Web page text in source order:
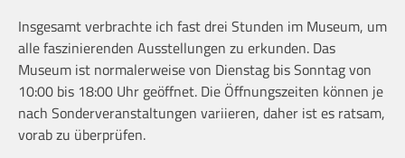
Insgesamt verbrachte ich fast drei Stunden im Museum, um
alle faszinierenden Ausstellungen zu erkunden. Das
Museum ist normalerweise von Dienstag bis Sonntag von
10:00 bis 18:00 Uhr geöffnet. Die Öffnungszeiten können je
nach Sonderveranstaltungen variieren, daher ist es ratsam,
vorab zu überprüfen.